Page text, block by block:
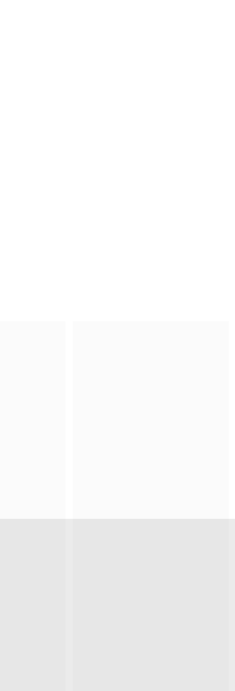
林员和他的儿子。
、一位有抱负的年轻艺术家